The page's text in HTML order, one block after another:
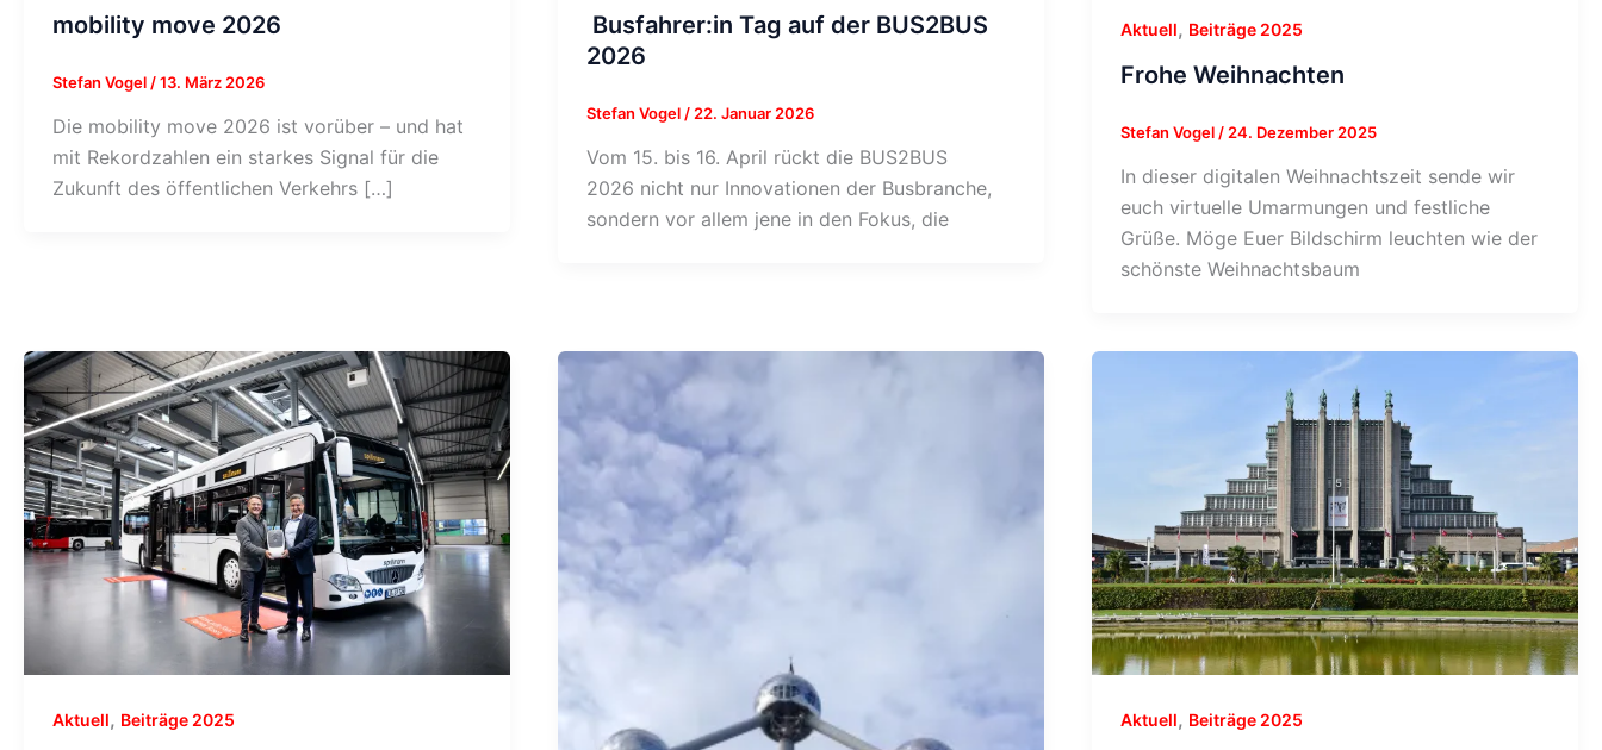
mobility move 2026
Stefan Vogel /13. März 2026
Die mobility move 2026 ist vorüber – und hat
mit Rekordzahlen ein starkes Signal für die
Zukunft des öffentlichen Verkehrs […]
Busfahrer:in Tag auf der BUS2BUS
2026
Stefan Vogel / 22. Januar 2026
Vom 15. bis 16. April rückt die BUS2BUS
2026 nicht nur Innovationen der Busbranche,
sondern vor allem jene in den Fokus, die
Aktuell, Beiträge 2025
Frohe Weihnachten
Stefan Vogel / 24. Dezember 2025
In dieser digitalen Weihnachtszeit sende wir
euch virtuelle Umarmungen und festliche
Grüße. Möge Euer Bildschirm leuchten wie der
schönste Weihnachtsbaum
Aktuell, Beiträge 2025 Aktuell, Beiträge 2025